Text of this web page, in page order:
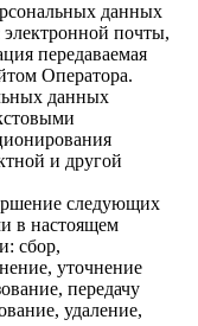
данных
почты,
передаваемая
Оператора.
данных
и другой
следующих
в настоящем
сбор,
уточнение
передачу
удаление,